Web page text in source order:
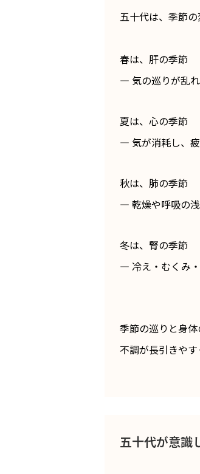
五十代は、季節の
春は、肝の季節
— 気の巡りが乱れ
夏は、心の季節
— 気が消耗し、疲
秋は、肺の季節
— 乾燥や呼吸の浅
冬は、腎の季節
— 冷え・むくみ・
季節の巡りと身体
不調が長引きやす
五十代が意識